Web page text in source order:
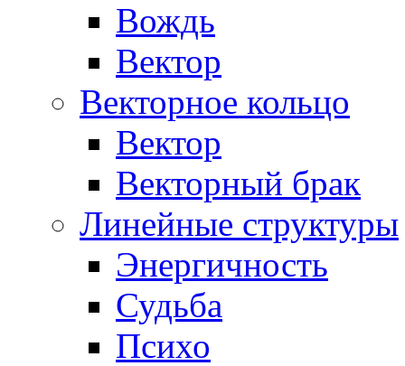
Вождь
Вектор
Векторное кольцо
Вектор
Векторный брак
Линейные структуры
Энергичность
Судьба
Психо